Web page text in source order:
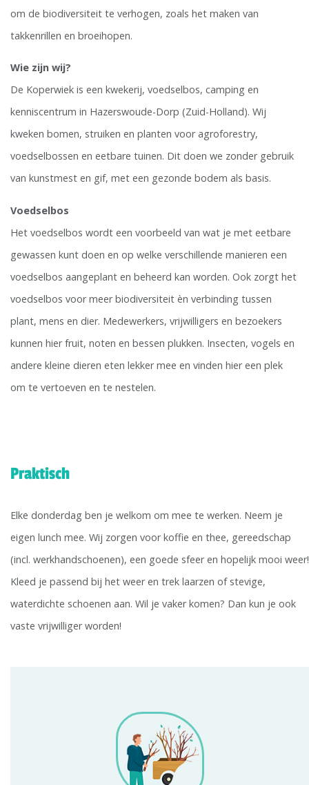
om de biodiversiteit te verhogen, zoals het maken van
takkenrillen en broeihopen.
Wie zijn wij?
De Koperwiek is een kwekerij, voedselbos, camping en
kenniscentrum in Hazerswoude-Dorp (Zuid-Holland). Wij
kweken bomen, struiken en planten voor agroforestry,
voedselbossen en eetbare tuinen. Dit doen we zonder gebruik
van kunstmest en gif, met een gezonde bodem als basis.
Voedselbos
Het voedselbos wordt een voorbeeld van wat je met eetbare
gewassen kunt doen en op welke verschillende manieren een
voedselbos aangeplant en beheerd kan worden. Ook zorgt het
voedselbos voor meer biodiversiteit èn verbinding tussen
plant, mens en dier. Medewerkers, vrijwilligers en bezoekers
kunnen hier fruit, noten en bessen plukken. Insecten, vogels en
andere kleine dieren eten lekker mee en vinden hier een plek
om te vertoeven en te nestelen.
Praktisch
Elke donderdag ben je welkom om mee te werken. Neem je
eigen lunch mee. Wij zorgen voor koffie en thee, gereedschap
(incl. werkhandschoenen), een goede sfeer en hopelijk mooi weer!
Kleed je passend bij het weer en trek laarzen of stevige,
waterdichte schoenen aan. Wil je vaker komen? Dan kun je ook
vaste vrijwilliger worden!